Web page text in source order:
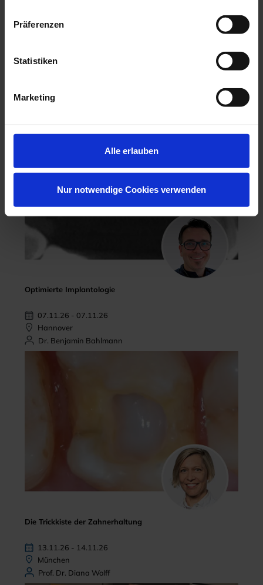
Präferenzen
Statistiken
Marketing
Alle erlauben
Nur notwendige Cookies verwenden
Keine freien Plätze
Optimierte Implantologie
07.11.26 - 07.11.26
Hannover
Dr. Benjamin Bahlmann
Die Trickkiste der Zahnerhaltung
13.11.26 - 14.11.26
München
Prof. Dr. Diana Wolff